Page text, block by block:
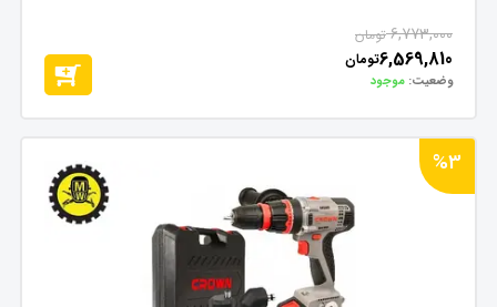
6,773,000 تومان
6,569,810تومان
وضعیت: موجود
%3